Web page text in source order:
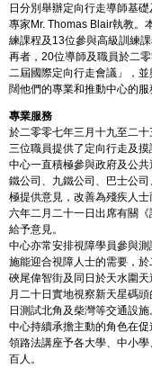
日分別舉辦定向行走導師基
專家Mr. Thomas Blair執教。
練課程及13位參與高級訓練
再者，20位導師及職員於二
二屆國際定向行走會議」，
闊他們的專業和推動中心的服
專業服務
於二零零七年三月十九至二
三位職員提供了定向行走及摸
中心一直積極參與政府及公
鐵公司、九鐵公司、巴士公
極提供意見，改善為殘疾人
六年二月二十一日出席有關
給予意見。
中心亦常安排視障學員參與
施能迎合視障人士的需要，
硤尾偉智街及同日於天水圍
月二十日實地視察新天星碼
日測試北角及柴灣等交通設施
中心持續承擔主動的角色在
領路法講座予各大學、中小
百人。